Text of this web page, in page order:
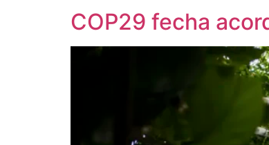
COP29 fecha